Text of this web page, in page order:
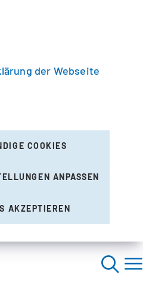
der Webseite
COOKIES
ANPASSEN
AKZEPTIEREN